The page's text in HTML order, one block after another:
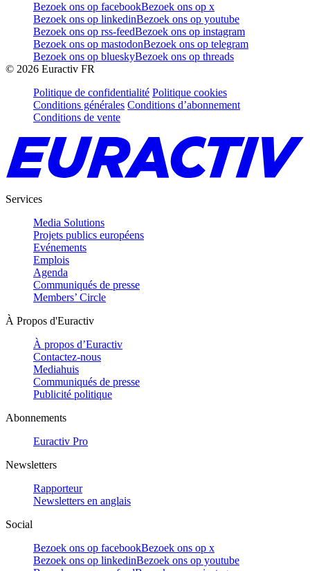
Bezoek ons op facebookBezoek ons op x
Bezoek ons op linkedinBezoek ons op youtube
Bezoek ons op rss-feedBezoek ons op instagram
Bezoek ons op mastodonBezoek ons op telegram
Bezoek ons op blueskyBezoek ons op threads
© 2026 Euractiv FR
Politique de confidentialité Politique cookies
Conditions générales Conditions d’abonnement
Conditions de vente
Services
Media Solutions
Projets publics européens
Evénements
Emplois
Agenda
Communiqués de presse
Members’ Circle
À Propos d'Euractiv
À propos d’Euractiv
Contactez-nous
Mediahuis
Communiqués de presse
Publicité politique
Abonnements
Euractiv Pro
Newsletters
Rapporteur
Newsletters en anglais
Social
Bezoek ons op facebookBezoek ons op x
Bezoek ons op linkedinBezoek ons op youtube